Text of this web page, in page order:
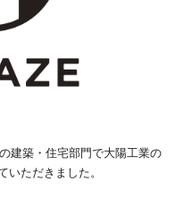
建築・住宅部門で大陽工業の
いただきました。